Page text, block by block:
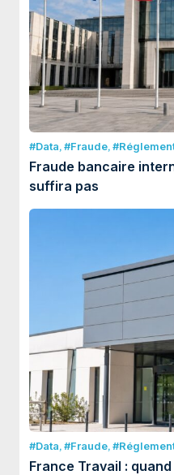
#Data,#Fraude,
Fraude bancaire
suffira pas
#Data,#Fraude,
France Travail :